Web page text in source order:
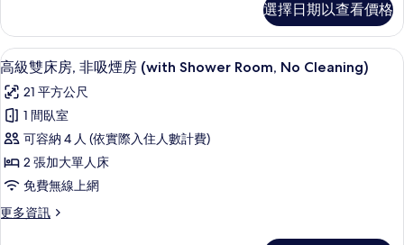
煙
房
(with
Shower
Room
No
Cleaning)
的
所
有
雙
床
房,
吸
煙
房
(with
Shower
Room
No
Cleaning)
選擇日期以查看價格
顯
示
高
級
雙
床
非
8
高級雙床房, 非吸煙房 (with Shower Room, No Cleaning)
21 平方公尺
1 間臥室
可容納 4 人 (依實際入住人數計費)
2 張加大單人床
免費無線上網
更多資訊
更